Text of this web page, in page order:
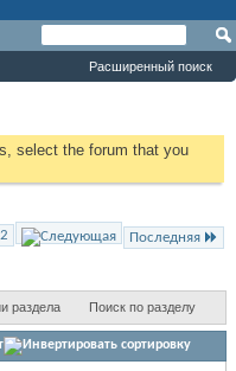
Расширенный поиск
select the forum that you
2 Последняя
раздела Поиск по разделу